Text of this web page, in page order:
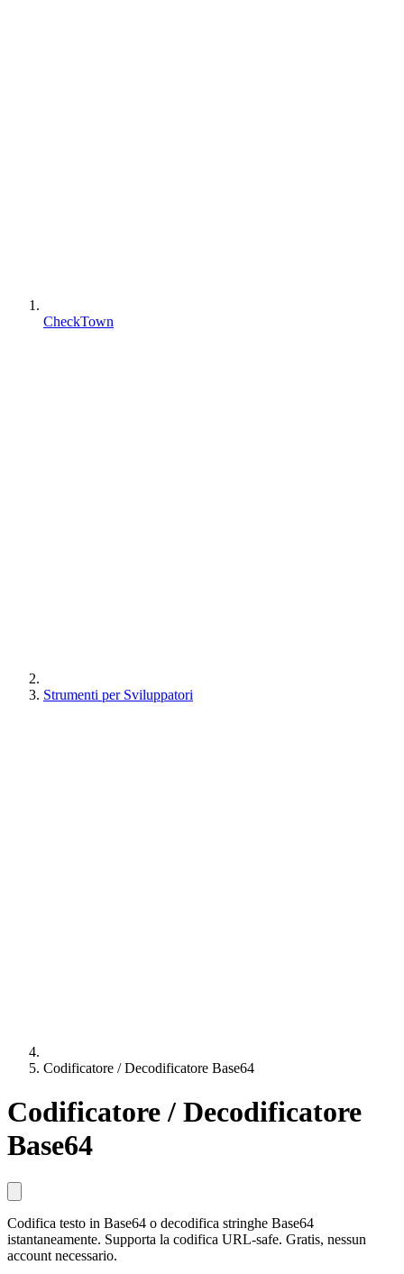
CheckTown
Strumenti per Sviluppatori
Codificatore / Decodificatore Base64
Codificatore / Decodificatore
Base64
Codifica testo in Base64 o decodifica stringhe Base64
istantaneamente. Supporta la codifica URL-safe. Gratis, nessun
account necessario.